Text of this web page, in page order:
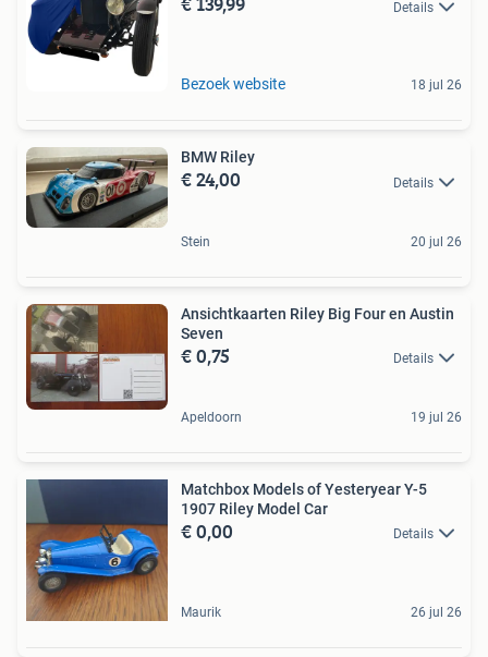
Details
Bezoek website 18 jul 26
BMW Riley
€ 24,00 Details
Stein 20 jul 26
Ansichtkaarten Riley Big Four en Austin
Seven
€ 0,75 Details
Apeldoorn 19 jul 26
Matchbox Models of Yesteryear Y-5
1907 Riley Model Car
€ 0,00 Details
Maurik 26 jul 26